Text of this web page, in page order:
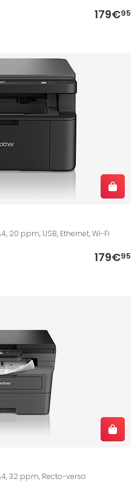
179€95
20 ppm, USB, Ethernet, Wi-Fi
179€95
32 ppm, Recto-verso